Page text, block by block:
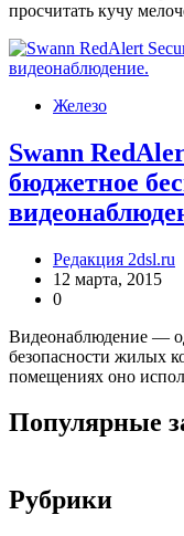
просчитать кучу
Железо
Swann
бюджетное
Редакция 2dsl.ru
12 марта, 2015
0
Видеонаблюдение —
безопасности жилых
помещениях оно
Популярные
Рубрики